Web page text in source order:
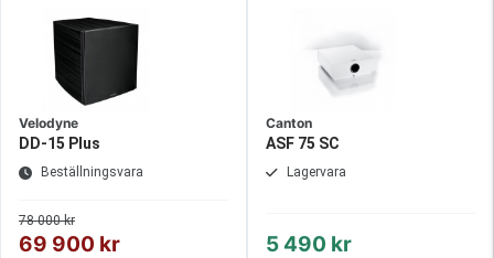
Velodyne
DD-15 Plus
Beställningsvara
78 000 kr
69 900 kr
Canton
ASF 75 SC
Lagervara
5 490 kr